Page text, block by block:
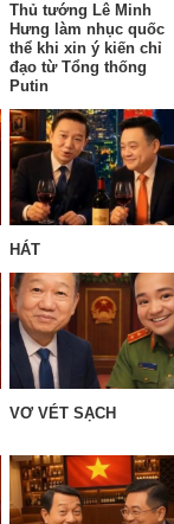
Thủ tướng Lê Minh
Hưng làm nhục quốc
thể khi xin ý kiến chỉ
đạo từ Tổng thống
Putin
HÁT
VƠ VÉT SẠCH